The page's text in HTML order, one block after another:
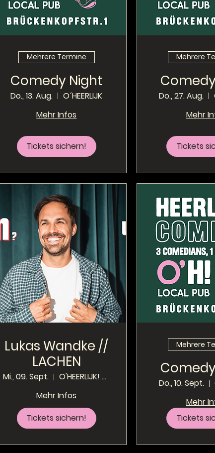
Mehrere Termine
Comedy Night
Do., 13. Aug.
O´HEERLIJK
Mehr Infos
Tickets sichern!
Mehrere
Do., 27. Aug.
Mehr
Tickets
Lukas Wandke //
LACHEN
Mi., 09. Sept.
O'HEERLIJK! - Local Pub
Mehr Infos
Tickets sichern!
Mehrere
Do., 10. Sept.
Mehr
Tickets